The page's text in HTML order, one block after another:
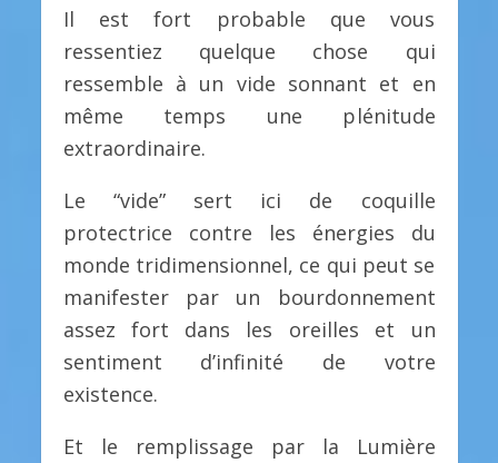
Il est fort probable que vous
ressentiez quelque chose qui
ressemble à un vide sonnant et en
même temps une plénitude
extraordinaire.
Le “vide” sert ici de coquille
protectrice contre les énergies du
monde tridimensionnel, ce qui peut se
manifester par un bourdonnement
assez fort dans les oreilles et un
sentiment d’infinité de votre
existence.
Et le remplissage par la Lumière